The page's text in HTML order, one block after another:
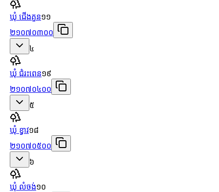
ឃុំ ជើងគួន១១
២១០៧០៣០០
៤
ឃុំ ជំរះពេន១៩
២១០៧០៤០០
៥
ឃុំ ខ្វាវ១៨
២១០៧០៥០០
៦
ឃុំ លំចង់១០